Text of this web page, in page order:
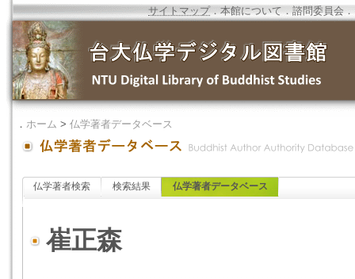
サイトマップ．本館について ．諮問委員会 ．
． ホーム > 仏学著者データベース
仏学著者検索 検索結果 仏学著者データベース
崔正森